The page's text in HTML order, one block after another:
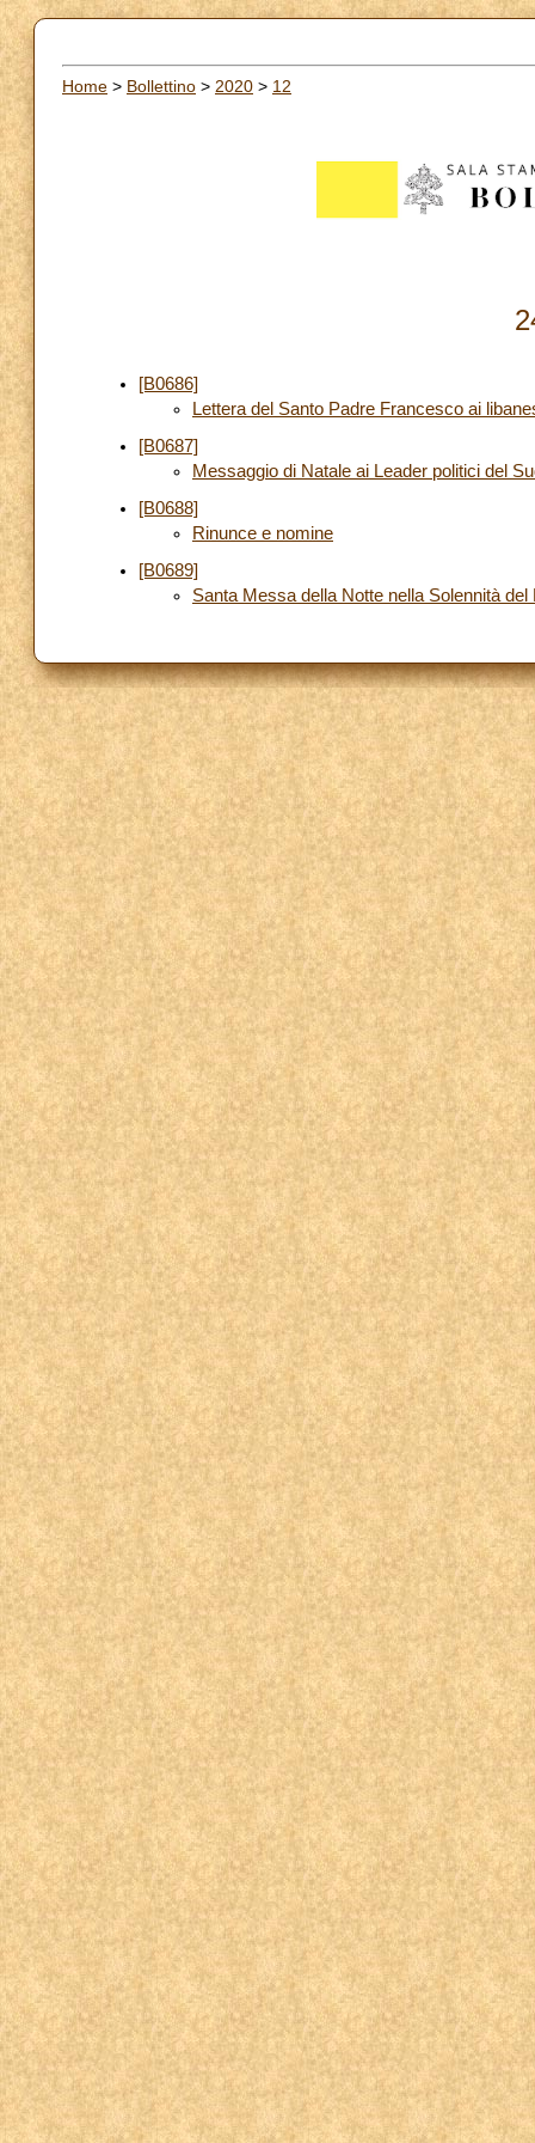
Home > Bollettino > 2020 > 12
[B0686]
Lettera del Santo Padre Francesco ai
[B0687]
Messaggio di Natale ai Leader politici del
[B0688]
Rinunce e nomine
[B0689]
Santa Messa della Notte nella Solennità del